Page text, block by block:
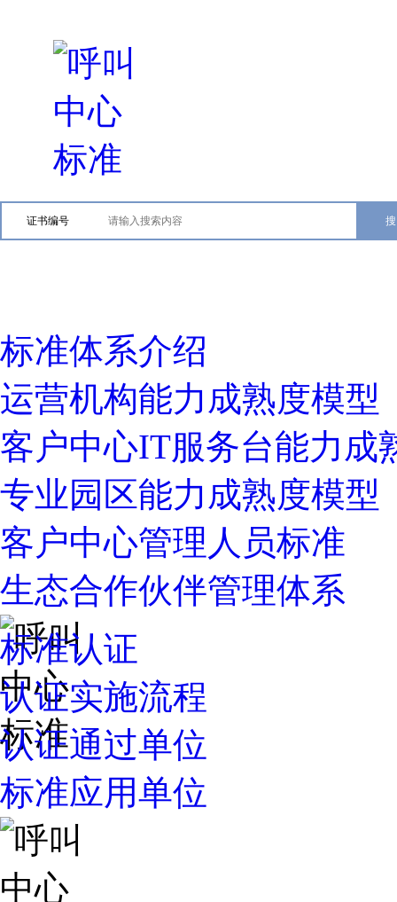
证书编号
标准体系介绍
运营机构能力成熟度模型
客户中心IT服务台能力成
专业园区能力成熟度模型
客户中心管理人员标准
生态合作伙伴管理体系
标准认证
认证实施流程
认证通过单位
标准应用单位